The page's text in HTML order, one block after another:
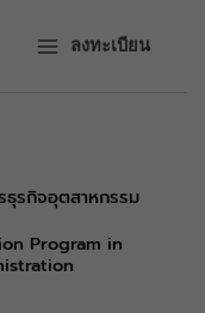
ลงทะเบียน
ธุรกิจอุตสาหกรรม
Program in